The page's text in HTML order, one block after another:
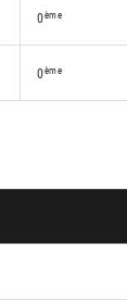
0ème
0ème